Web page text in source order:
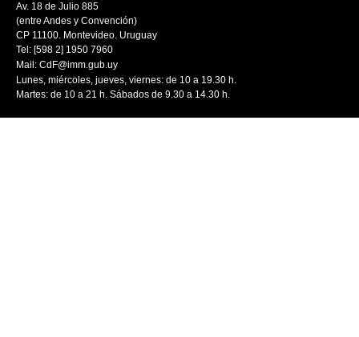
Av. 18 de Julio 885
(entre Andes y Convención)
CP 11100. Montevideo. Uruguay
Tel: [598 2] 1950 7960
Mail: CdF@imm.gub.uy
Lunes, miércoles, jueves, viernes: de 10 a 19.30 h.
Martes: de 10 a 21 h. Sábados de 9.30 a 14.30 h.